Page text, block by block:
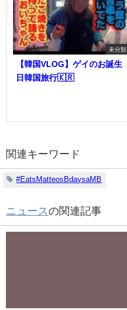
未分類
【韓国VLOG】ゲイのお誕生
日韓国旅行🇰🇷
関連キーワード
#EatsMatteosBdaysaMB
ニュースの関連記事